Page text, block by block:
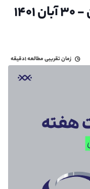
واچ لیست هفتگی بیت‌پین - ۳۰ آبان ۱۴۰۱
زمان تقریبی مطالعه۱دقیقه